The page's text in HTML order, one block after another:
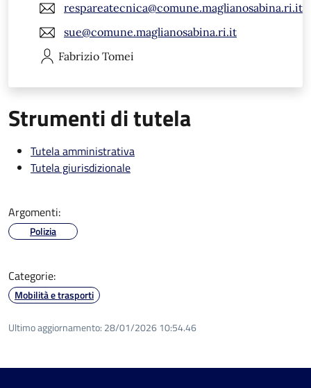
respareatecnica@comune.maglianosabina.ri.it
sue@comune.maglianosabina.ri.it
Fabrizio Tomei
Strumenti di tutela
Tutela amministrativa
Tutela giurisdizionale
Argomenti:
Polizia
Categorie:
Mobilità e trasporti
Ultimo aggiornamento: 28/01/2026 10:54.46